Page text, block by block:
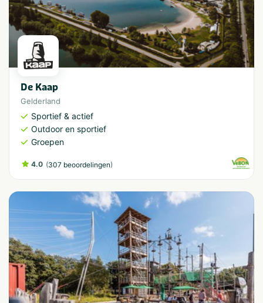
De Kaap
Gelderland
Sportief & actief
Outdoor en sportief
Groepen
4.0 (307 beoordelingen)